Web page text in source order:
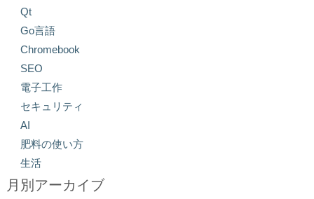
Qt
Go言語
Chromebook
SEO
電子工作
セキュリティ
AI
肥料の使い方
生活
月別アーカイブ